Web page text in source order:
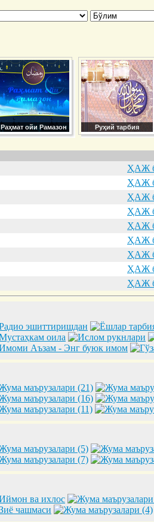
Раҳмат ойи Рамазон Руҳий тарбия
ҲАЖ
ҲАЖ
ҲАЖ
ҲАЖ
ҲАЖ
ҲАЖ
ҲАЖ
ҲАЖ
ҲАЖ